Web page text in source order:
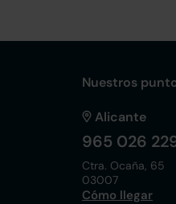
Nuestros
Alicante
965 026
Ctra. Ocaña, 65
03007
Cómo llegar